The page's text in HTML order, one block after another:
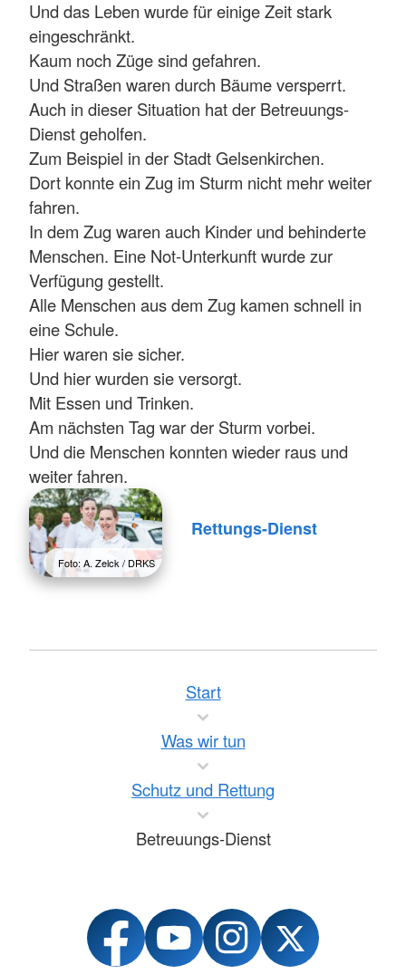
Und das Leben wurde für einige Zeit stark
eingeschränkt.
Kaum noch Züge sind gefahren.
Und Straßen waren durch Bäume versperrt.
Auch in dieser Situation hat der Betreuungs-
Dienst geholfen.
Zum Beispiel in der Stadt Gelsenkirchen.
Dort konnte ein Zug im Sturm nicht mehr weiter
fahren.
In dem Zug waren auch Kinder und behinderte
Menschen. Eine Not-Unterkunft wurde zur
Verfügung gestellt.
Alle Menschen aus dem Zug kamen schnell in
eine Schule.
Hier waren sie sicher.
Und hier wurden sie versorgt.
Mit Essen und Trinken.
Am nächsten Tag war der Sturm vorbei.
Und die Menschen konnten wieder raus und
weiter fahren.
Foto: A. Zelck / DRKS
Rettungs-Dienst
Start
Was wir tun
Schutz und Rettung
Betreuungs-Dienst